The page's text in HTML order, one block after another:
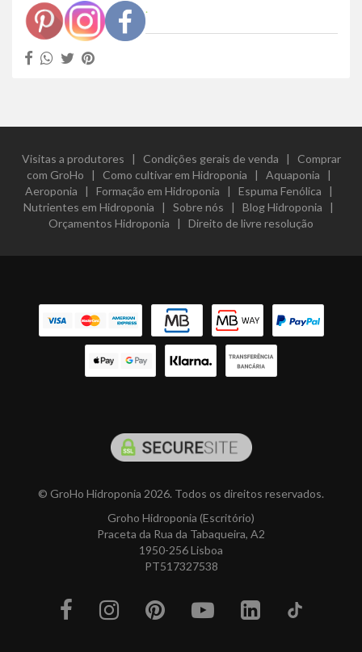
.
Visitas a produtores | Condições gerais de venda | Comprar
com GroHo | Como cultivar em Hidroponia | Aquaponia |
Aeroponia | Formação em Hidroponia | Espuma Fenólica |
Nutrientes em Hidroponia | Sobre nós | Blog Hidroponia |
Orçamentos Hidroponia | Direito de livre resolução
© GroHo Hidroponia 2026. Todos os direitos reservados.
Groho Hidroponia (Escritório)
Praceta da Rua da Tabaqueira, A2
1950-256 Lisboa
PT517327538